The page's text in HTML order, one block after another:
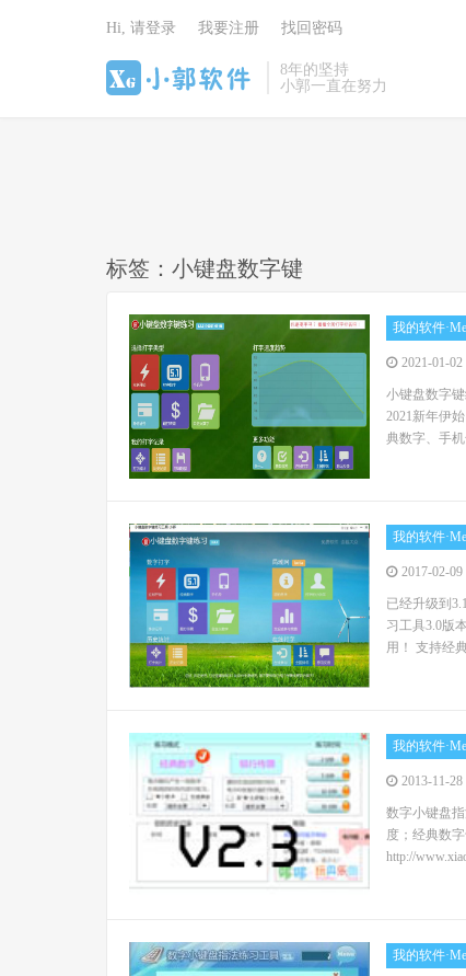
8年的坚持
小郭一直在努力
Hi, 请登录 我要注册 找回密码
标签：小键盘数字键
我的软件·Me
2021-01-02
小键盘数字
2021新年伊
典数字、手
我的软件·Me
2017-02-09
已经升级到
习工具3.0版
用！ 支持经
我的软件·Me
2013-11-28
数字小键盘
度；经典数
http://
我的软件·Me